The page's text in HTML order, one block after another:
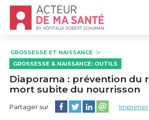
Accueil - Acteur de ma santé, by
GROSSESSE ET NAISSANCE
GROSSESSE & NAISSANCE: OUTILS
Diaporama : prévention du
mort subite du nourrisson
Partager sur Partager cette page sur
Partager cette page sur
Partager cette page
Partager cette
Imprimer